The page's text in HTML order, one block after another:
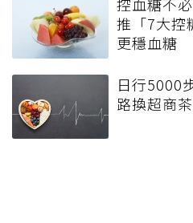
推「7大控
更穩血糖
日行5000
路換超商